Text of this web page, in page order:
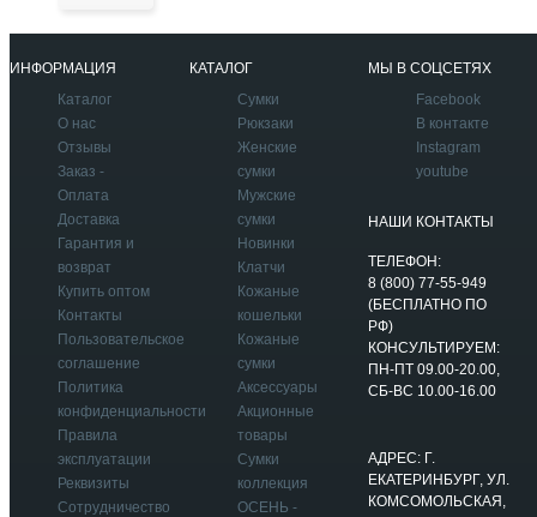
ИНФОРМАЦИЯ
Каталог
О нас
Отзывы
Заказ -
Оплата
Доставка
Гарантия и
возврат
Купить оптом
Контакты
Пользовательское
соглашение
Политика
конфиденциальности
Правила
эксплуатации
Реквизиты
Сотрудничество
КАТАЛОГ
Сумки
Рюкзаки
Женские
сумки
Мужские
сумки
Новинки
Клатчи
Кожаные
кошельки
Кожаные
сумки
Аксессуары
Акционные
товары
Сумки
коллекция
ОСЕНЬ -
МЫ В СОЦСЕТЯХ
Facebook
В контакте
Instagram
youtube
НАШИ КОНТАКТЫ
ТЕЛЕФОН:
8 (800) 77-55-949
(БЕСПЛАТНО ПО
РФ)
КОНСУЛЬТИРУЕМ:
ПН-ПТ 09.00-20.00,
СБ-ВС 10.00-16.00
АДРЕС: Г.
ЕКАТЕРИНБУРГ, УЛ.
КОМСОМОЛЬСКАЯ,